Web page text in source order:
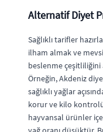
Alternatif Diyet
Sağlıklı tarifler
ilham almak ve
beslenme çeşitliliğini
Örneğin, Akdeniz
sağlıklı yağlar
korur ve kilo
hayvansal ürünler